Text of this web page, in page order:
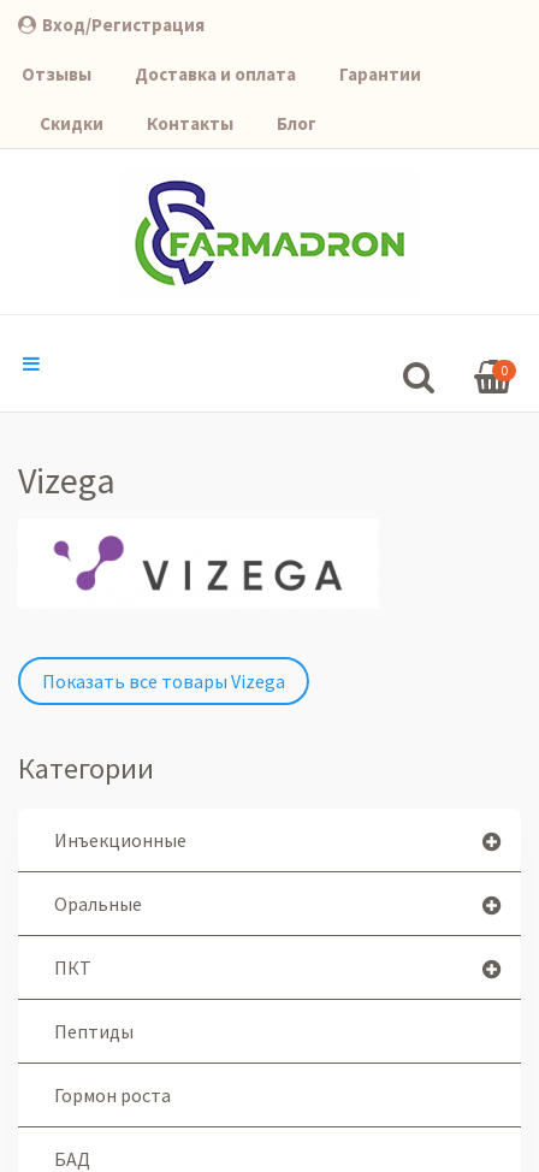
Вход/Регистрация
Отзывы Доставка и оплата Гарантии
Скидки Контакты Блог
0
Vizega
Показать все товары Vizega
Категории
Инъекционные
Оральные
ПКТ
Пептиды
Гормон роста
БАД